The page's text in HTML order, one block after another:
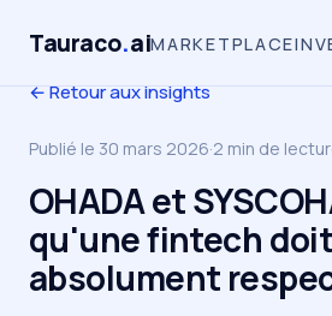
Tauraco.aiMARKETPLACE
← Retour aux insights
Publié le 30 mars 2026·2 min de
OHADA et
qu'une fintech doit
absolument